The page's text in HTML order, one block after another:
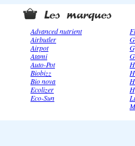
Advanced nutrient
Airbutler
Airpot
Atami
Auto-Pot
Biobizz
Bio nova
Ecolizer
Eco-Sun